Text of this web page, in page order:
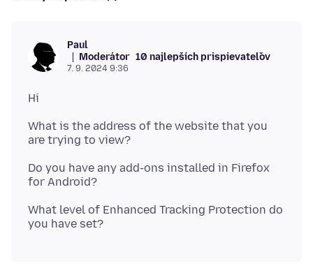
Paul
Moderátor 10 najlepších prispievateľov
7. 9. 2024 9:36
What is the address of the website that you
Do you have any add-ons installed in Firefox
What level of Enhanced Tracking Protection do